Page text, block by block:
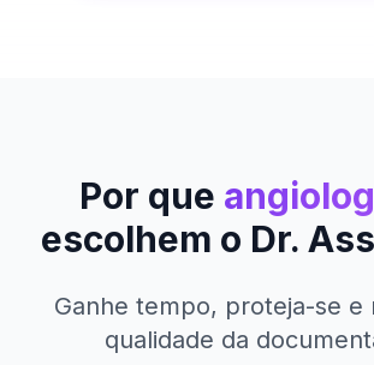
Por que
escolhem o Dr.
Ganhe tempo, proteja-se e
qualidade da